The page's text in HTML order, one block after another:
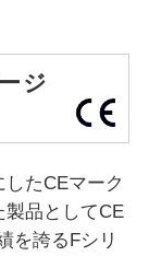
ジ
たCEマーク
製品としてCE
を誇るFシリ